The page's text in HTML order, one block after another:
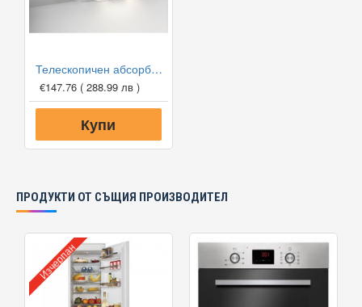
Телескопичен абсорбатор за вграждане AEG DPB3632S, 410 м3/ч
€147.76 ( 288.99 лв )
Купи
ПРОДУКТИ ОТ СЪЩИЯ ПРОИЗВОДИТЕЛ
Изчерпан